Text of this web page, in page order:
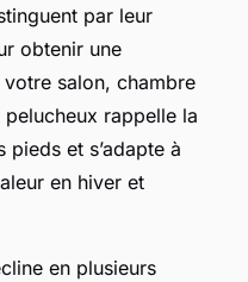
par leur
obtenir une
salon, chambre
rappelle la
et s’adapte à
en hiver et
en plusieurs